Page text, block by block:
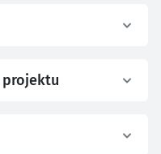
projektu